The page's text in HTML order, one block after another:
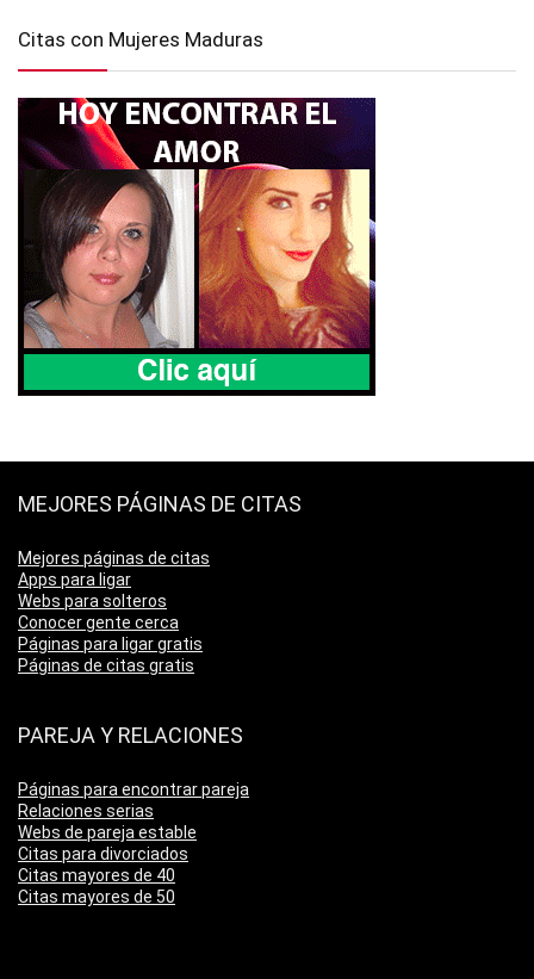
Citas con Mujeres Maduras
MEJORES PÁGINAS DE CITAS
Mejores páginas de citas
Apps para ligar
Webs para solteros
Conocer gente cerca
Páginas para ligar gratis
Páginas de citas gratis
PAREJA Y RELACIONES
Páginas para encontrar pareja
Relaciones serias
Webs de pareja estable
Citas para divorciados
Citas mayores de 40
Citas mayores de 50